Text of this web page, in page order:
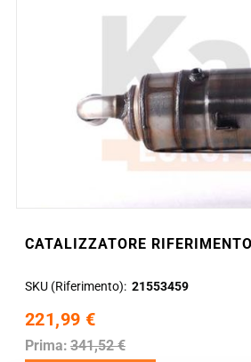
CATALIZZATORE
SKU (Riferimento) 21553459
221,99 €
Prima: 341,52 €